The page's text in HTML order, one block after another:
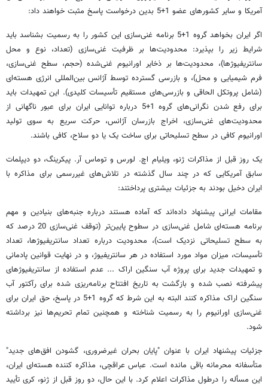
آمریکا و سایر کشورهای عضو 1+5 بدین درخواست پاسخ مثبت خواهند داد:
اگر ایران بخواهد گروه 1+5 برنامه غنی‌سازی این کشور را به رسمیت بشناسد باید
شرایط زیر را بپذیرد: محدودیت‌ها بر ظرفیت غنی‌سازی (تعداد، نوع و محل
سانتریفیوژها)، محدودیت‌ها بر ذخایر اورانیوم غنی‌شده (حجم، سطح غنی‌سازی،
فرم شیمیایی و محل)، و بازرسی گسترده توسط آژانس بین‌المللی انرژی هسته‌ای
(شامل پروتکل الحاقی و بازرسی‌های مستقیم تأسیسات کلیدی). این تمهیدات باید
برای رفع شدن نگرانی‌های گروه 1+5 درباره توانایی ایران برای عبور ناگهانی از
محدودیت‌های غنی‌سازی، اخراج بازرسان آژانس،‌ حرکت سریع به سوی تولید
اورانیوم کافی در سطح تسلیحاتی برای ساخت یک یا دو سلاح، کافی باشند.
یک روز قبل از مذاکرات ژنو، ویلیام اچ. لورس و توماس آر. پیکرینگ، دو دیپلمات
سابق آمریکایی که در چند سال گذشته در تلاش‌های غیررسمی برای مذاکره با
ایران دخیل بودند به جزئیات بیشتری پرداختند:
مقامات ایرانی پیشنهاد داده‌اند که آماده هستند درباره جنبه‌های بنیادین و مهم
برنامه هسته‌ای شامل غنی‌سازی در سطوح پایین‌تر (توقف غنی‌سازی 20 درصد که
به سطح تسلیحاتی نزدیک است)، محدودیت درباره تعداد سانتریفیوژها،‌ تعداد
تأسیسات، میزان مواد مورد استفاده در هر سانتریفیوژ، و در نهایت قوانین پادمانی
و تمهیدات جدید برای پروژه آب سنگین اراک ... عدم استفاده از سانتریفیوژهای
پیشرفته نصب شده و بازگشت به تاریخ افتتاح برنامه‌ریزی شده برای رآکتور آب
سنگین اراک مذاکره کنند البته به این شرط که گروه 1+5 در پاسخ، حق ایران برای
غنی‌سازی اورانیوم را به رسمیت شناخته و همچنین تمام تحریم‌ها نیز برداشته
شود.
جزئیات پیشنهاد ایران با عنوان "پایان بحران غیرضروری،‌ گشودن افق‌های جدید"
متأسفانه محرمانه باقی مانده است. عباس عراقچی، مذاکره کننده هسته‌ای ایران،
این مسأله را درطول مذاکرات اعلام کرد. با این حال، دو روز قبل از ژنو،‌ کری تأیید